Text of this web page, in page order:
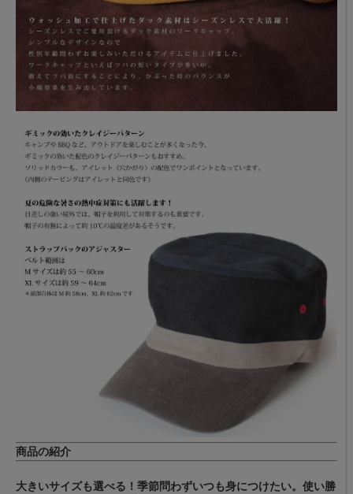
商品の紹介
大きいサイズも選べる！季節問わずいつも身につけたい。使い勝